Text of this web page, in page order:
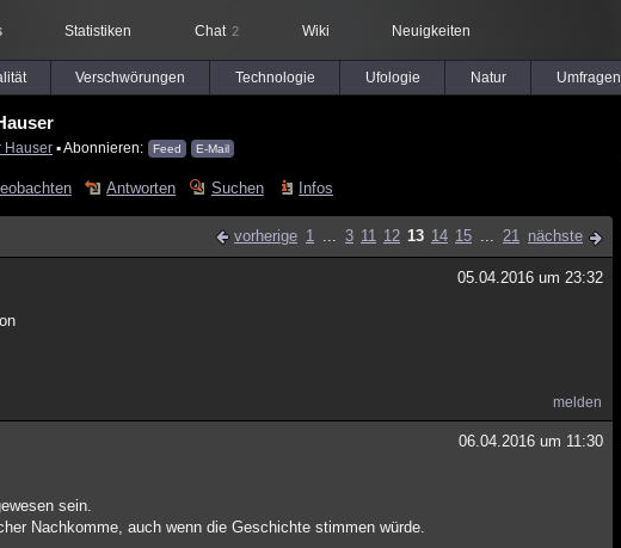
Statistiken Chat 2 Wiki Neuigkeiten
Verschwörungen Technologie Ufologie Natur Umfragen
Hauser ▪ Abonnieren: Feed E-Mail
Antworten Suchen Infos
vorherige 1 ... 3 11 12 13 14 15 ... 21 nächste
05.04.2016 um 23:32
melden
06.04.2016 um 11:30
sein.
Nachkomme, auch wenn die Geschichte stimmen würde.